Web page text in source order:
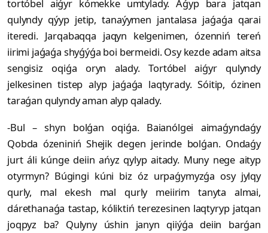
tortóbel aiǵyr kómekke umtylady. Aǵyp bara jatqan
qulyndy qýyp jetip, tanaýymen jantalasa jaǵaǵa qarai
iteredi. Jarqabaqqa jaqyn kelgenimen, ózenniń tereń
iirimi jaǵaǵa shyǵýǵa boi bermeidi. Osy kezde adam aitsa
sengisiz oqiǵa oryn alady. Tortóbel aiǵyr qulyndy
jelkesinen tistep alyp jaǵaǵa laqtyrady. Sóitip, ózinen
taraǵan qulyndy aman alyp qalady.
-Bul – shyn bolǵan oqiǵa. Baianólgei aimaǵyndaǵy
Qobda ózeniniń Shejik degen jerinde bolǵan. Ondaǵy
jurt áli kúnge deiin ańyz qylyp aitady. Muny nege aityp
otyrmyn? Búgingi kúni biz óz urpaǵymyzǵa osy jylqy
qurly, mal ekesh mal qurly meiirim tanyta almai,
dárethanaǵa tastap, kóliktiń terezesinen laqtyryp jatqan
joqpyz ba? Qulyny úshin janyn qiiýǵa deiin barǵan